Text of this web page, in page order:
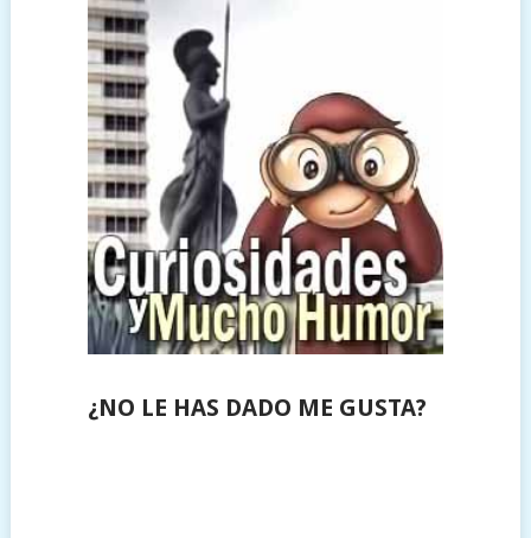
¿NO LE HAS DADO ME GUSTA?